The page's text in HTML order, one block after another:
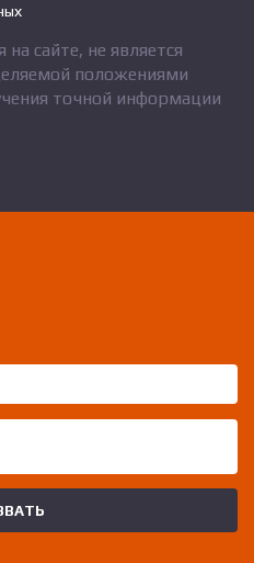
сайте, не является
положениями
точной информации